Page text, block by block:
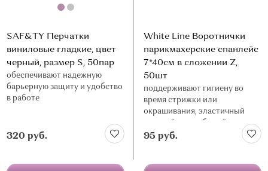
SAF&TY Перчатки
виниловые гладкие, цвет
черный, размер S, 50пар
обеспечивают надежную
барьерную защиту и удобство
в работе
320 руб.
White Line Воротнички
парикмахерские спанлейс
7*40см в сложении Z,
50шт
поддерживают гигиену во
время стрижки или
окрашивания, эластичный
спанлейс, цвет белый
95 руб.